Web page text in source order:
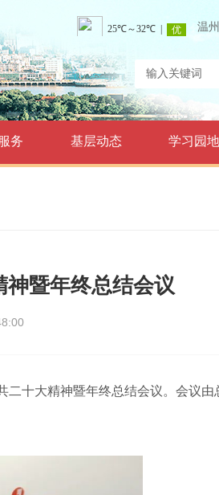
温州
务 基层动态 学习园地
暨年终总结会议
十大精神暨年终总结会议。会议由